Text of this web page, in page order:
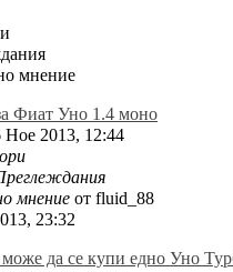
мнение
Фиат Уно 1.4 моно
Ное 2013, 12:44
мнение от fluid_88
23:32
да се купи едно Уно